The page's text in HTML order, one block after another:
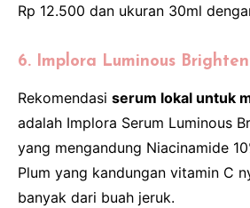
Rp 12.500 dan ukuran 30ml
6. Implora Luminous
Rekomendasi serum lokal untuk
adalah Implora Serum Luminous
yang mengandung Niacinamide
Plum yang kandungan vitamin C
banyak dari buah jeruk.